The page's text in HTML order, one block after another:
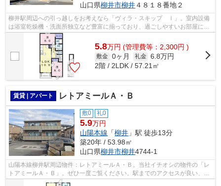
山口県柳井市柳井４８１８番地２
柳井駅周辺への引っ越しをお考えなら「ヴィラ・スキップ Ⅰ」。室内設備
は浴室乾燥機・洗面所独立など豊富に揃っており、過ごしやすいお部屋にな
っております。アパートタイプのお部屋...
5.8万円 (管理費等：2,300円 )
敷金 0ヶ月 礼金 6.8万円
2階 / 2LDK / 57.21㎡
賃貸 | アパート レトアミールＡ・Ｂ
敷0 礼0
5.9万円
山陽本線 「柳井 」駅 徒歩13分
築20年 / 53.98㎡
山口県柳井市柳井4744-1
山陽本線柳井駅周辺物件：レトアミールＡ・Ｂ。当社イチオシの物件の「レ
トアミールＡ・Ｂ」。ぜひ一度ご覧ください。駅までのアクセスが良い、徒
歩13分のところに位置する物件です。...